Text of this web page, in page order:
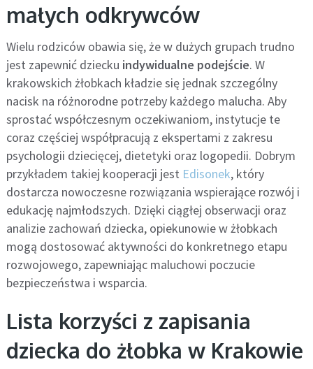
małych odkrywców
Wielu rodziców obawia się, że w dużych grupach trudno
jest zapewnić dziecku indywidualne podejście. W
krakowskich żłobkach kładzie się jednak szczególny
nacisk na różnorodne potrzeby każdego malucha. Aby
sprostać współczesnym oczekiwaniom, instytucje te
coraz częściej współpracują z ekspertami z zakresu
psychologii dziecięcej, dietetyki oraz logopedii. Dobrym
przykładem takiej kooperacji jest Edisonek, który
dostarcza nowoczesne rozwiązania wspierające rozwój i
edukację najmłodszych. Dzięki ciągłej obserwacji oraz
analizie zachowań dziecka, opiekunowie w żłobkach
mogą dostosować aktywności do konkretnego etapu
rozwojowego, zapewniając maluchowi poczucie
bezpieczeństwa i wsparcia.
Lista korzyści z zapisania
dziecka do żłobka w Krakowie